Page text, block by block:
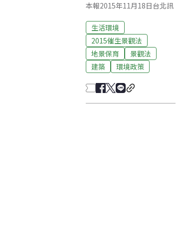
本報2015年11月18日台北訊
生活環境
2015催生景觀法
地景保育
景觀法
建築
環境政策